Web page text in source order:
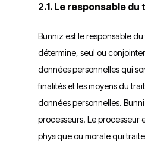
2.1. Le responsable
Bunniz est le responsable
détermine, seul ou
données personnelles qui
finalités et les moyens du
données personnelles.
processeurs. Le processeur
physique ou morale qui